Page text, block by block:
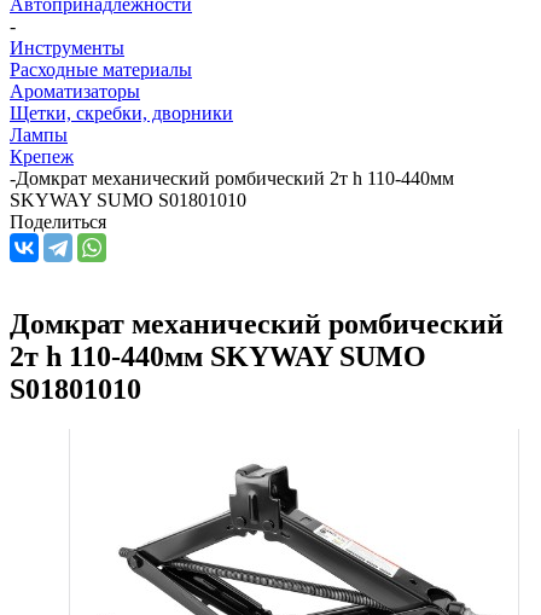
-
Инструменты
Расходные материалы
Ароматизаторы
Щетки, скребки, дворники
Лампы
Крепеж
-Домкрат механический ромбический 2т h 110-440мм
SKYWAY SUMO S01801010
Поделиться
Домкрат механический ромбический
2т h 110-440мм SKYWAY SUMO
S01801010